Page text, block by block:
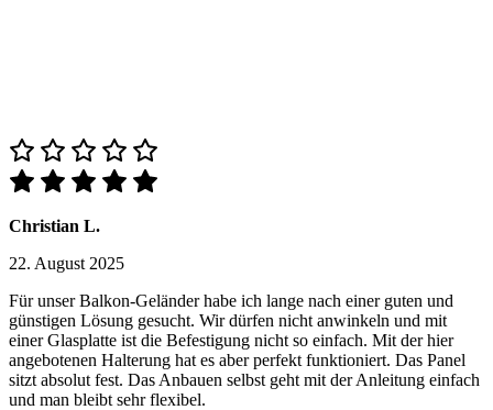
Christian L.
22. August 2025
Für unser Balkon-Geländer habe ich lange nach einer guten und
günstigen Lösung gesucht. Wir dürfen nicht anwinkeln und mit
einer Glasplatte ist die Befestigung nicht so einfach. Mit der hier
angebotenen Halterung hat es aber perfekt funktioniert. Das Panel
sitzt absolut fest. Das Anbauen selbst geht mit der Anleitung einfach
und man bleibt sehr flexibel.